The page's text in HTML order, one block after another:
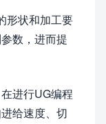
形状和加工要
数，进而提
进行UG编程
给速度、切